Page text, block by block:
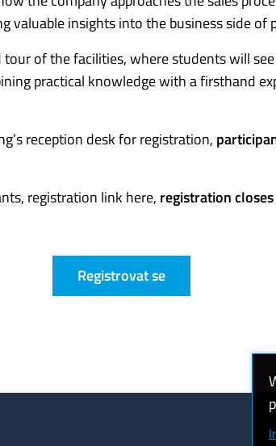
valuable insights into the business side of
of the facilities, where students will see
practical knowledge with a firsthand
reception desk for registration,
registration link here, registration
Registrovat se